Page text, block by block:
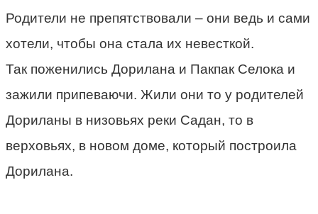
Родители не препятствовали – они ведь и сами
хотели, чтобы она стала их невесткой.
Так поженились Дорилана и Пакпак Селока и
зажили припеваючи. Жили они то у родителей
Дориланы в низовьях реки Садан, то в
верховьях, в новом доме, который построила
Дорилана.